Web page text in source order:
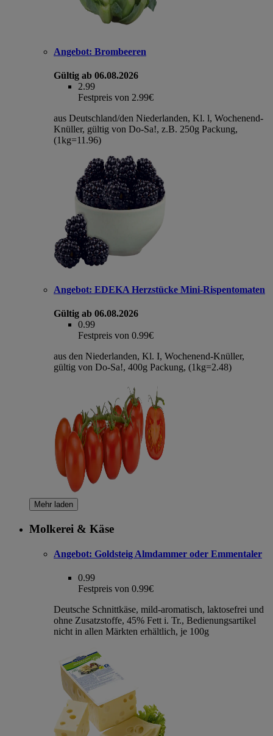
Angebot: Brombeeren
Gültig ab 06.08.2026
2.99
Festpreis von 2.99€
aus Deutschland/den Niederlanden, Kl. l, Wochenend-
Knüller, gültig von Do-Sa!, z.B. 250g Packung,
(1kg=11.96)
Angebot: EDEKA Herzstücke Mini-Rispentomaten
Gültig ab 06.08.2026
0.99
Festpreis von 0.99€
aus den Niederlanden, Kl. I, Wochenend-Knüller,
gültig von Do-Sa!, 400g Packung, (1kg=2.48)
Mehr laden
Molkerei & Käse
Angebot: Goldsteig Almdammer oder Emmentaler
0.99
Festpreis von 0.99€
Deutsche Schnittkäse, mild-aromatisch, laktosefrei und
ohne Zusatzstoffe, 45% Fett i. Tr., Bedienungsartikel
nicht in allen Märkten erhältlich, je 100g